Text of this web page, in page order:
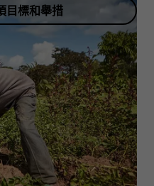
目標和舉措